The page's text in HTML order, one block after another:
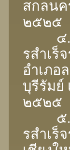
สกลนค
๒๕๒๕
๔. โ
รสําเร็
อําเภอ
บุรีรัมย์
๒๕๒๕
๕. โ
รสําเร็